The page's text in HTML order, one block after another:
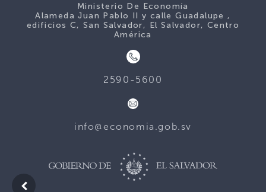
Ministerio De Economía
Alameda Juan Pablo II y calle Guadalupe ,
edificios C, San Salvador, El Salvador, Centro
América
2590-5600
info@economia.gob.sv